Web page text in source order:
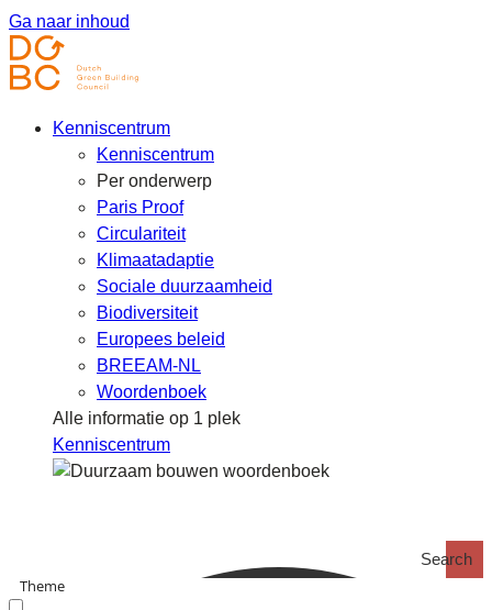
Ga naar inhoud
Kenniscentrum
Kenniscentrum
Per onderwerp
Paris Proof
Circulariteit
Klimaatadaptie
Sociale duurzaamheid
Biodiversiteit
Europees beleid
BREEAM-NL
Woordenboek
Alle informatie op 1 plek
Kenniscentrum
Search
Theme